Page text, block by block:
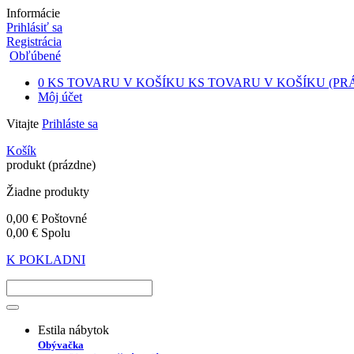
Informácie
Prihlásiť sa
Registrácia
Obľúbené
0 KS TOVARU V KOŠÍKU KS TOVARU V KOŠÍKU
Môj účet
Vitajte Prihláste sa
Košík
produkt (prázdne)
Žiadne produkty
0,00 € Poštovné
0,00 € Spolu
K POKLADNI
Estila nábytok
Obývačka